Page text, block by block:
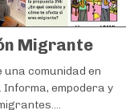
Migrante
una comunidad en
Informa, empodera y